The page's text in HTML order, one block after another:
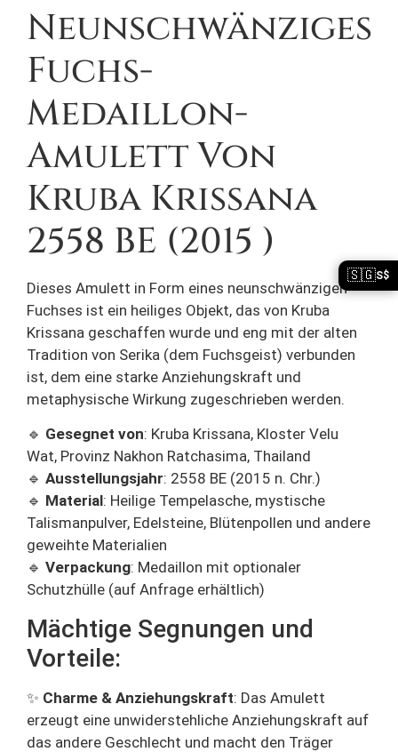
Neunschwänziges
Fuchs-
Medaillon-
Amulett Von
Kruba Krissana
2558 BE (2015 )
Dieses Amulett in Form eines neunschwänzigen
Fuchses ist ein heiliges Objekt, das von Kruba
Krissana geschaffen wurde und eng mit der alten
Tradition von Serika (dem Fuchsgeist) verbunden
ist, dem eine starke Anziehungskraft und
metaphysische Wirkung zugeschrieben werden.
🔹 Gesegnet von: Kruba Krissana, Kloster Velu
Wat, Provinz Nakhon Ratchasima, Thailand
🔹 Ausstellungsjahr: 2558 BE (2015 n. Chr.)
🔹 Material: Heilige Tempelasche, mystische
Talismanpulver, Edelsteine, Blütenpollen und andere
geweihte Materialien
🔹 Verpackung: Medaillon mit optionaler
Schutzhülle (auf Anfrage erhältlich)
Mächtige Segnungen und
Vorteile:
✨ Charme & Anziehungskraft: Das Amulett
erzeugt eine unwiderstehliche Anziehungskraft auf
das andere Geschlecht und macht den Träger
🇸🇬S$